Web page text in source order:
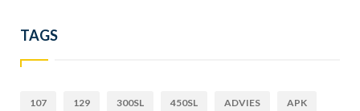
TAGS
107 129 300SL 450SL ADVIES APK